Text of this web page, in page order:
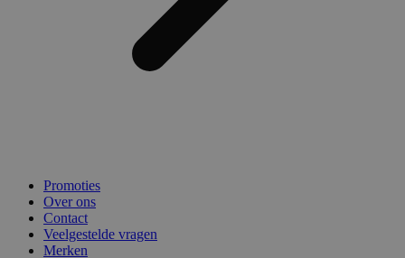
Promoties
Over ons
Contact
Veelgestelde vragen
Merken